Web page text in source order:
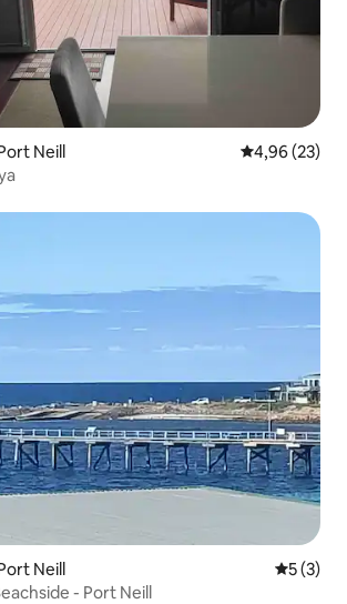
Neill Calificación
4,96 (23)
Neill
5 (3)
- Port Neill